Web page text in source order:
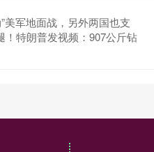
美军地面战，另外两国也支
特朗普发视频：907公斤钻